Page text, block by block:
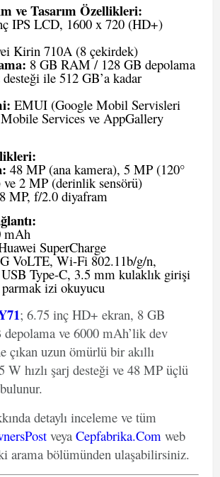
ve Tasarım Özellikleri:
IPS LCD, 1600 x 720 (HD+)
Kirin 710A (8 çekirdek)
8 GB RAM / 128 GB depolama
ile 512 GB’a kadar
EMUI (Google Mobil Servisleri
Services ve AppGallery
48 MP (ana kamera), 5 MP (120°
ve 2 MP (derinlik sensörü)
MP, f/2.0 diyafram
mAh
SuperCharge
VoLTE, Wi-Fi 802.11b/g/n,
Type-C, 3.5 mm kulaklık girişi
izi okuyucu
; 6.75 inç HD+ ekran, 8 GB
ve 6000 mAh’lik dev
çıkan uzun ömürlü bir akıllı
W hızlı şarj desteği ve 48 MP üçlü
detaylı inceleme ve tüm
veya Cepfabrika.Com web
arama bölümünden ulaşabilirsiniz.